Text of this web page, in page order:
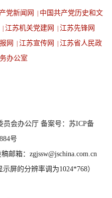
党新闻网
中国共产党历史和文
江苏机关党建网
江苏先锋网
网 江苏宣传网
江苏省人民政
办公室
员会办公厅 备案号：苏ICP备
号
邮箱：zgjssw@jschina.com.cn
屏的分辨率调为1024*768）